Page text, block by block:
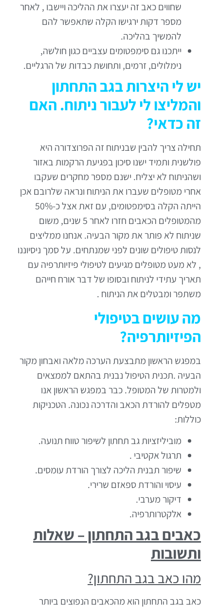
שחווים כאב זה יעצרו את ההליכה ויישבו , לאחר
מספר דקות ירגישו הקלה שתאפשר להם
להמשיך בהליכה.
ייתכנו גם סימפטומים עצביים כגון חולשה,
נימלולים, זרמים, ותחושת כבדות של הרגליים.
יש לי היצרות בגב התחתון
והמליצו לי לעבור ניתוח. האם
זה כדאי?
תחילה צריך להבין שבניתוח זה הפרוצדורה היא
פולשנית ותמיד ישנו סיכון בפגיעת הרקמות באזור
ושהניתוח לא יצליח. ישנם מספר מחקרים שעקבו
אחרי מטופלים שעברו את הניתוח ונראה שלרובם אכן
הייתה הקלה בסימפטומים, עם זאת אצל כ-50%
מהמטופלים הכאבים חזרו לאחר 5 שנים, משום
שניתוח לא פותר את מקור הבעיה. אנחנו ממליצים
לנסות טיפולים שונים לפני שמנתחים. על סמך ניסיוננו
, לא מעט מטופלים מגיעים לטיפולי פיזיותרפיה עם
תאריך עתידי לניתוח ובסופו של דבר אורח חייהם
משתפר ומבטלים את הניתוח .
מה עושים בטיפולי
הפיזיותרפיה?
במפגש הראשון מתבצעת הערכה מלאה ואבחון מקור
הבעיה .תכנית הטיפול נבנית בהתאם לממצאים
ולמטרות של המטופל. כבר במפגש הראשון אנו
מטפלים להורדת הכאב והדרכה נכונה. הטכניקות
כוללות:
מוביליזציות גב תחתון לשיפור טווח תנועה.
תרגול אקטיבי .
שיפור תבנית הליכה לצורך הורדת עומסים.
עיסוי והורדת ספאזם שרירי.
דיקור מערבי.
אלקטרותרפיה.
כאבים בגב התחתון – שאלות
ותשובות
מהו כאב בגב התחתון?
כאב בגב התחתון הוא מהכאבים הנפוצים ביותר